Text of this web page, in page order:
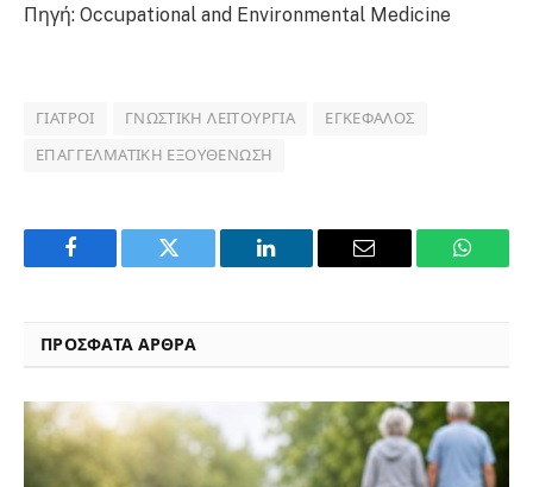
Πηγή: Occupational and Environmental Medicine
ΓΙΑΤΡΟΊ ΓΝΩΣΤΙΚΉ ΛΕΙΤΟΥΡΓΊΑ ΕΓΚΈΦΑΛΟΣ
ΕΠΑΓΓΕΛΜΑΤΙΚΉ ΕΞΟΥΘΈΝΩΣΗ
Facebook Twitter LinkedIn Email
ΠΡΟΣΦΑΤΑ ΑΡΘΡΑ